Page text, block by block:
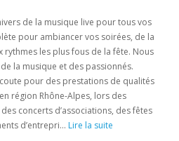
de la musique live pour tous vos
pour ambiancer vos soirées, de la
les plus fous de la fête. Nous
la musique et des passionnés.
pour des prestations de qualités
région Rhône-Alpes, lors des
concerts d’associations, des fêtes
d’entrepri... Lire la suite